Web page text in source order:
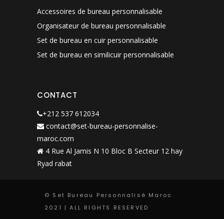
Accessoires de bureau personnalisable
Organisateur de bureau personnalisable
Set de bureau en cuir personnalisable
Set de bureau en similicuir personnalisable
CONTACT
+212 537 612034
contact@set-bureau-personnalise-
maroc.com
4 Rue Al Jamis N 10 Bloc B Secteur 12 hay
Ryad rabat
© Set Bureau Personnalisé Maroc
2021 | ALL RIGHTS RESERVED